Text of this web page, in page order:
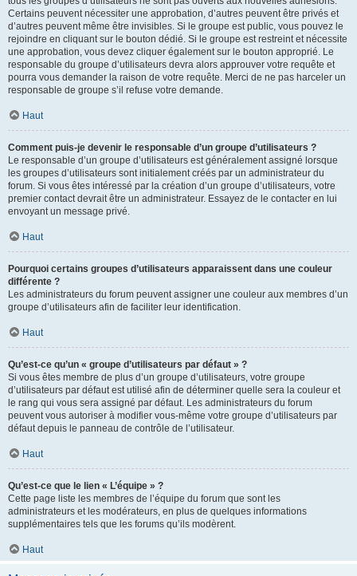
Certains peuvent nécessiter une approbation, d’autres peuvent être privés et
d’autres peuvent même être invisibles. Si le groupe est public, vous pouvez le
rejoindre en cliquant sur le bouton dédié. Si le groupe est restreint et nécessite
une approbation, vous devez cliquer également sur le bouton approprié. Le
responsable du groupe d’utilisateurs devra alors approuver votre requête et
pourra vous demander la raison de votre requête. Merci de ne pas harceler un
responsable de groupe s’il refuse votre demande.
Haut
Comment puis-je devenir le responsable d’un groupe d’utilisateurs ?
Le responsable d’un groupe d’utilisateurs est généralement assigné lorsque
les groupes d’utilisateurs sont initialement créés par un administrateur du
forum. Si vous êtes intéressé par la création d’un groupe d’utilisateurs, votre
premier contact devrait être un administrateur. Essayez de le contacter en lui
envoyant un message privé.
Haut
Pourquoi certains groupes d’utilisateurs apparaissent dans une couleur
différente ?
Les administrateurs du forum peuvent assigner une couleur aux membres d’un
groupe d’utilisateurs afin de faciliter leur identification.
Haut
Qu’est-ce qu’un « groupe d’utilisateurs par défaut » ?
Si vous êtes membre de plus d’un groupe d’utilisateurs, votre groupe
d’utilisateurs par défaut est utilisé afin de déterminer quelle sera la couleur et
le rang qui vous sera assigné par défaut. Les administrateurs du forum
peuvent vous autoriser à modifier vous-même votre groupe d’utilisateurs par
défaut depuis le panneau de contrôle de l’utilisateur.
Haut
Qu’est-ce que le lien « L’équipe » ?
Cette page liste les membres de l’équipe du forum que sont les
administrateurs et les modérateurs, en plus de quelques informations
supplémentaires tels que les forums qu’ils modèrent.
Haut